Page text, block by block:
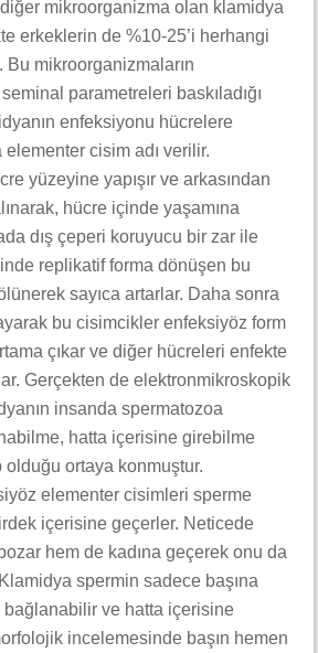
mikroorganizma olan klamidya
erkeklerin de %10-25’i herhangi
Bu mikroorganizmaların
parametreleri baskıladığı
enfeksiyonu hücrelere
elementer cisim adı verilir.
yüzeyine yapışır ve arkasından
hücre içinde yaşamına
dış çeperi koruyucu bir zar ile
replikatif forma dönüşen bu
sayıca artarlar. Daha sonra
bu cisimcikler enfeksiyöz form
çıkar ve diğer hücreleri enfekte
Gerçekten de elektronmikroskopik
insanda spermatozoa
hatta içerisine girebilme
ortaya konmuştur.
elementer cisimleri sperme
içerisine geçerler. Neticede
hem de kadına geçerek onu da
spermin sadece başına
ve hatta içerisine
incelemesinde başın hemen